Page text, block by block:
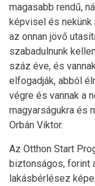
magasabb rendű,
képvisel és
az onnan jövő
szabadulnunk
száz éve, és
elfogadják, abból
végre és vannak a
magyarságukra és
Orbán Viktor.
Az Otthon Start
biztonságos, forint
lakásbérlésez